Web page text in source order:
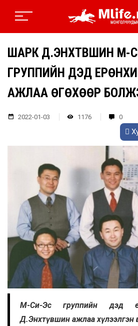
ШАРК Д.ЭНХТҮВШИН М-
ГРУППИЙН ДЭД
АЖЛАА ӨГӨХӨӨР
2022-01-03 1176 0
М-Си-Эс группийн дэд
Д.Энхтүвшин ажлаа хүлээлгэн